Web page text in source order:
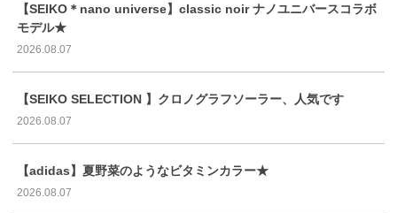
【SEIKO＊nano universe】classic noir ナノユニバースコラボ
モデル★
2026.08.07
【SEIKO SELECTION 】クロノグラフソーラー、人気です
2026.08.07
【adidas】夏野菜のようなビタミンカラー★
2026.08.07